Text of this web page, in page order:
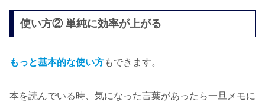
使い方② 単純に効率が上がる
もっと基本的な使い方もできます。
本を読んでいる時、気になった言葉があったら一旦メモに